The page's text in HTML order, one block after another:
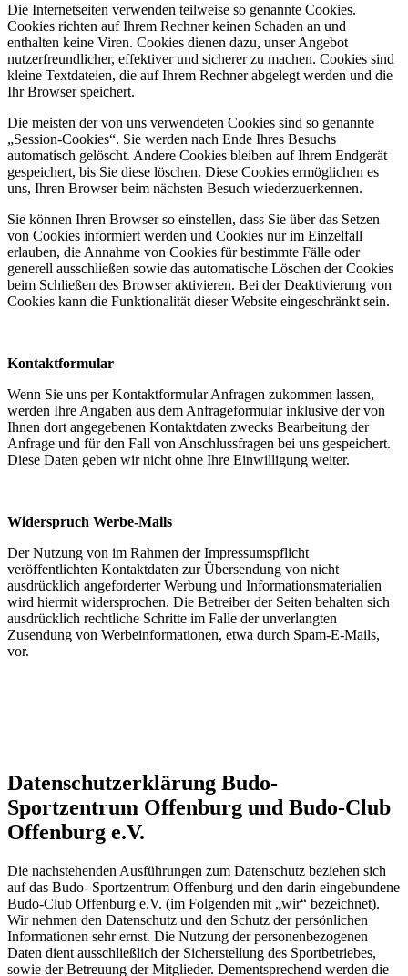
Die Internetseiten verwenden teilweise so genannte Cookies.
Cookies richten auf Ihrem Rechner keinen Schaden an und
enthalten keine Viren. Cookies dienen dazu, unser Angebot
nutzerfreundlicher, effektiver und sicherer zu machen. Cookies sind
kleine Textdateien, die auf Ihrem Rechner abgelegt werden und die
Ihr Browser speichert.
Die meisten der von uns verwendeten Cookies sind so genannte
„Session-Cookies“. Sie werden nach Ende Ihres Besuchs
automatisch gelöscht. Andere Cookies bleiben auf Ihrem Endgerät
gespeichert, bis Sie diese löschen. Diese Cookies ermöglichen es
uns, Ihren Browser beim nächsten Besuch wiederzuerkennen.
Sie können Ihren Browser so einstellen, dass Sie über das Setzen
von Cookies informiert werden und Cookies nur im Einzelfall
erlauben, die Annahme von Cookies für bestimmte Fälle oder
generell ausschließen sowie das automatische Löschen der Cookies
beim Schließen des Browser aktivieren. Bei der Deaktivierung von
Cookies kann die Funktionalität dieser Website eingeschränkt sein.
Kontaktformular
Wenn Sie uns per Kontaktformular Anfragen zukommen lassen,
werden Ihre Angaben aus dem Anfrageformular inklusive der von
Ihnen dort angegebenen Kontaktdaten zwecks Bearbeitung der
Anfrage und für den Fall von Anschlussfragen bei uns gespeichert.
Diese Daten geben wir nicht ohne Ihre Einwilligung weiter.
Widerspruch Werbe-Mails
Der Nutzung von im Rahmen der Impressumspflicht
veröffentlichten Kontaktdaten zur Übersendung von nicht
ausdrücklich angeforderter Werbung und Informationsmaterialien
wird hiermit widersprochen. Die Betreiber der Seiten behalten sich
ausdrücklich rechtliche Schritte im Falle der unverlangten
Zusendung von Werbeinformationen, etwa durch Spam-E-Mails,
vor.
Datenschutzerklärung Budo-
Sportzentrum Offenburg und Budo-Club
Offenburg e.V.
Die nachstehenden Ausführungen zum Datenschutz beziehen sich
auf das Budo- Sportzentrum Offenburg und den darin eingebundene
Budo-Club Offenburg e.V. (im Folgenden mit „wir“ bezeichnet).
Wir nehmen den Datenschutz und den Schutz der persönlichen
Informationen sehr ernst. Die Nutzung der personenbezogenen
Daten dient ausschließlich der Sicherstellung des Sportbetriebes,
sowie der Betreuung der Mitglieder. Dementsprechend werden die